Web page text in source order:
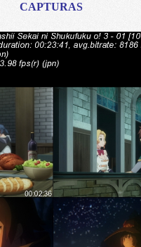
CAPTURAS